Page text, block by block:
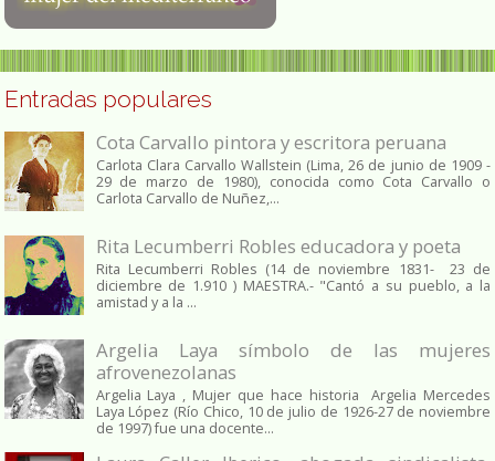
Entradas populares
Cota Carvallo pintora y escritora peruana
Carlota Clara Carvallo Wallstein (Lima, 26 de junio de 1909 -
29 de marzo de 1980), conocida como Cota Carvallo o
Carlota Carvallo de Nuñez,...
Rita Lecumberri Robles educadora y poeta
Rita Lecumberri Robles (14 de noviembre 1831- 23 de
diciembre de 1.910 ) MAESTRA.- "Cantó a su pueblo, a la
amistad y a la ...
Argelia Laya símbolo de las mujeres
afrovenezolanas
Argelia Laya , Mujer que hace historia Argelia Mercedes
Laya López (Río Chico, 10 de julio de 1926-27 de noviembre
de 1997) fue una docente...